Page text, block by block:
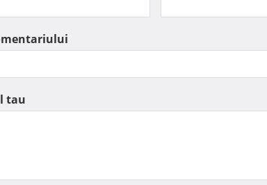
tau